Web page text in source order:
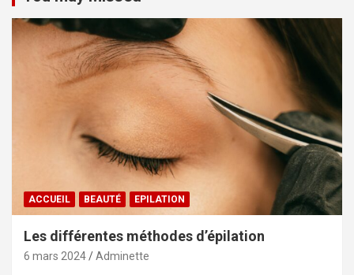
ACCUEIL BEAUTÉ EPILATION
Les différentes méthodes d’épilation
6 mars 2024 Adminette